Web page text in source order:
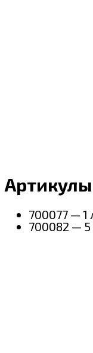
Артикулы
700077 — 1
700082 — 5